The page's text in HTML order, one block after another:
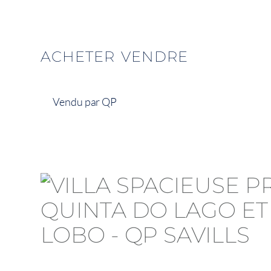
ACHETER VENDRE
Vendu par QP